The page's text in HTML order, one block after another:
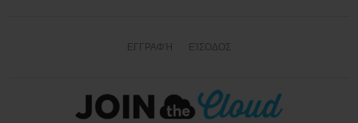
ΕΓΓΡΑΦΉ ΕΊΣΟΔΟΣ